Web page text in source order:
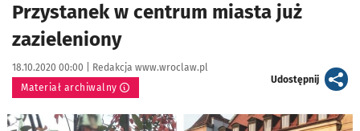
Przystanek w centrum miasta już
zazieleniony
Data publikacji:
18.10.2020 00:00 | Autor:
Redakcja www.wroclaw.pl
Materiał archiwalny
Udostępnijartykuł
Kliknij, aby powiększyć